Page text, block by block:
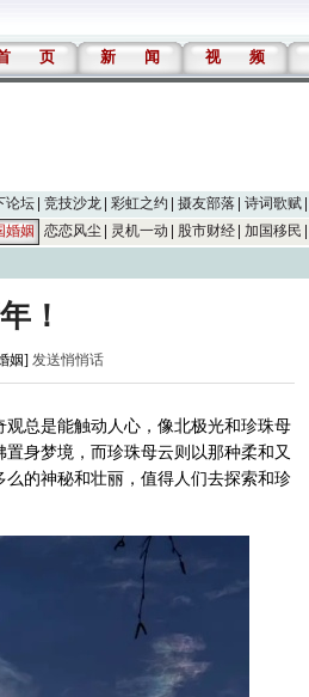
页 新 闻 视 频
论坛 竞技沙龙 彩虹之约 摄友部落 诗词歌赋
婚姻 恋恋风尘 灵机一动 股市财经 加国移民
！
姻] 发送悄悄话
总是能触动人心，像北极光和珍珠母
身梦境，而珍珠母云则以那种柔和又
的神秘和壮丽，值得人们去探索和珍